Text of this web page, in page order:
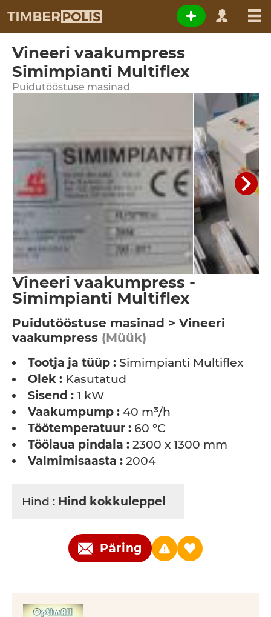
Vineeri vaakumpress
Simimpianti Multiflex
Puidutööstuse masinad
Vineeri vaakumpress -
Simimpianti Multiflex
Puidutööstuse masinad > Vineeri
vaakumpress (Müük)
Tootja ja tüüp : Simimpianti Multiflex
Olek : Kasutatud
Sisend : 1 kW
Vaakumpump : 40 m³/h
Töötemperatuur : 60 °C
Töölaua pindala : 2300 x 1300 mm
Valmimisaasta : 2004
Hind : Hind kokkuleppel
Päring